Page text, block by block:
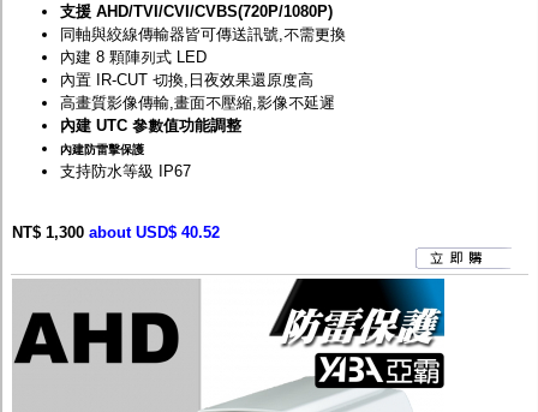
支援 AHD/TVI/CVI/CVBS(720P/1080P)
同軸與絞線傳輸器皆可傳送訊號,不需更換
內建 8 顆陣列式 LED
內置 IR-CUT 切換,日夜效果還原度高
高畫質影像傳輸,畫面不壓縮,影像不延遲
內建 UTC 參數值功能調整
內建防雷擊保護
支持防水等級 IP67
NT$ 1,300 about USD$ 40.52